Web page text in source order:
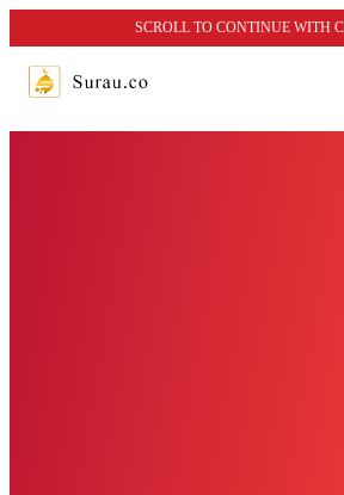
SCROLL TO CONTINUE WITH